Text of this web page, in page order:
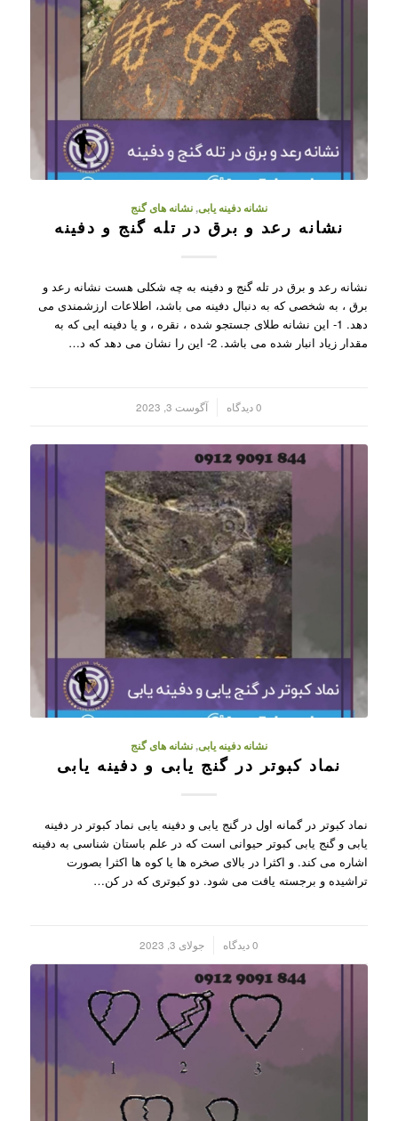
نشانه دفینه یابی,نشانه های گنج
نشانه رعد و برق در تله گنج و دفینه
نشانه رعد و برق در تله گنج و دفینه به چه شکلی هست نشانه رعد و
برق ، به شخصی که به دنبال دفینه می باشد، اطلاعات ارزشمندی می
دهد. 1- این نشانه طلای جستجو شده ، نقره ، و یا دفینه ایی که به
مقدار زیاد انبار شده می باشد. 2- این را نشان می دهد که د…
0 دیدگاه آگوست 3, 2023
نشانه دفینه یابی,نشانه های گنج
نماد کبوتر در گنج یابی و دفینه یابی
نماد کبوتر در گمانه اول در گنج یابی و دفینه یابی نماد کبوتر در دفینه
یابی و گنج یابی کبوتر حیوانی است که در علم باستان شناسی به دفینه
اشاره می کند. و اکثرا در بالای صخره ها یا کوه ها اکثرا بصورت
تراشیده و برجسته یافت می شود. دو کبوتری که در کن…
0 دیدگاه جولای 3, 2023